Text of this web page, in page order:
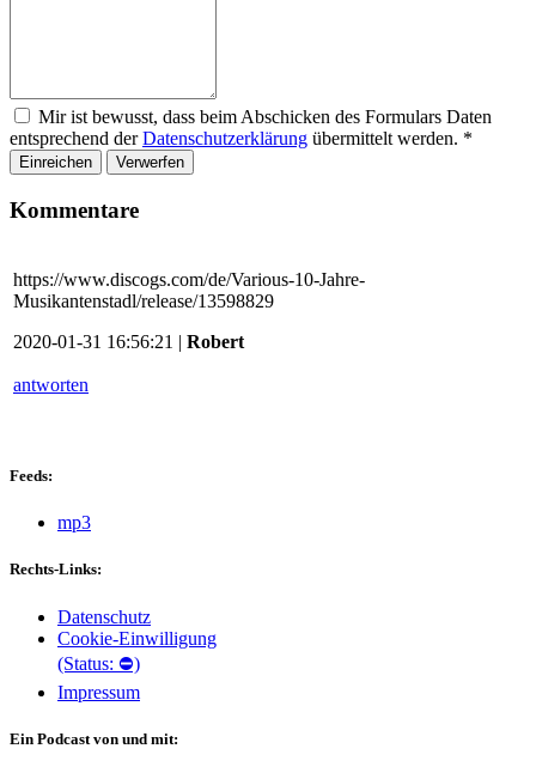
Mir ist bewusst, dass beim Abschicken des Formulars Daten
entsprechend derDatenschutzerklärung übermittelt werden. *
Einreichen Verwerfen
Kommentare
https://www.discogs.com/de/Various-10-Jahre-
Musikantenstadl/release/13598829
2020-01-31 16:56:21 | Robert
antworten
Feeds:
mp3
Rechts-Links:
Datenschutz
Cookie-Einwilligung
(Status: ⛔)
Impressum
Ein Podcast von und mit: